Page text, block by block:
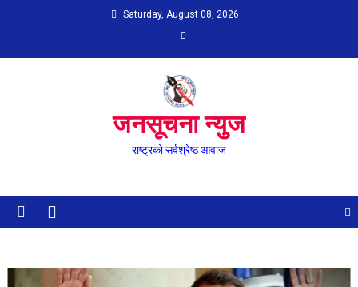
Saturday, August 08, 2026
जनसूचना न्युज
राष्ट्रको सर्वश्रेष्ठ आवाज